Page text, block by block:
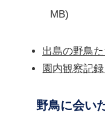
MB)
出島の野鳥た
園内観察記録
野鳥に会い